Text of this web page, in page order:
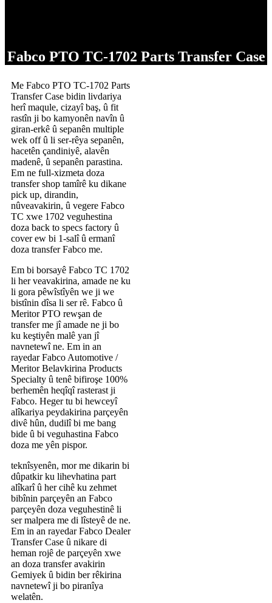
Fabco PTO TC-1702 Parts Transfer Case
Me Fabco PTO TC-1702 Parts
Transfer Case bidin livdariya
herî maqule, cizayî baş, û fit
rastîn ji bo kamyonên navîn û
giran-erkê û sepanên multiple
wek off û li ser-rêya sepanên,
hacetên çandiniyê, alavên
madenê, û sepanên parastina.
Em ne full-xizmeta doza
transfer shop tamîrê ku dikane
pick up, dirandin,
nûveavakirin, û vegere Fabco
TC xwe 1702 veguhestina
doza back to specs factory û
cover ew bi 1-salî û ermanî
doza transfer Fabco me.
Em bi borsayê Fabco TC 1702
li her veavakirina, amade ne ku
li gora pêwîstîyên we ji we
bistînin dîsa li ser rê. Fabco û
Meritor PTO rewşan de
transfer me jî amade ne ji bo
ku keştiyên malê yan jî
navnetewî ne. Em in an
rayedar Fabco Automotive /
Meritor Belavkirina Products
Specialty û tenê bifiroşe 100%
berhemên heqîqî rasterast ji
Fabco. Heger tu bi hewceyî
alîkariya peydakirina parçeyên
divê hûn, dudilî bi me bang
bide û bi veguhastina Fabco
doza me yên pispor.
teknîsyenên, mor me dikarin bi
dûpatkir ku lihevhatina part
alîkarî û her cihê ku zehmet
bibînin parçeyên an Fabco
parçeyên doza veguhestinê li
ser malpera me di lîsteyê de ne.
Em in an rayedar Fabco Dealer
Transfer Case û nikare di
heman rojê de parçeyên xwe
an doza transfer avakirin
Gemiyek û bidin ber rêkirina
navnetewî ji bo piranîya
welatên.